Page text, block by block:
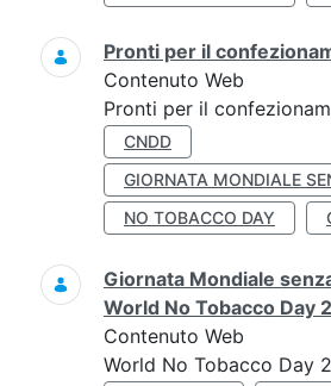
Pronti per il
Contenuto Web
Pronti per il
CNDD
GIORNATA MONDIALE
NO TOBACCO DAY
Giornata Mondiale
World No Tobacco Day
Contenuto Web
World No Tobacco Day